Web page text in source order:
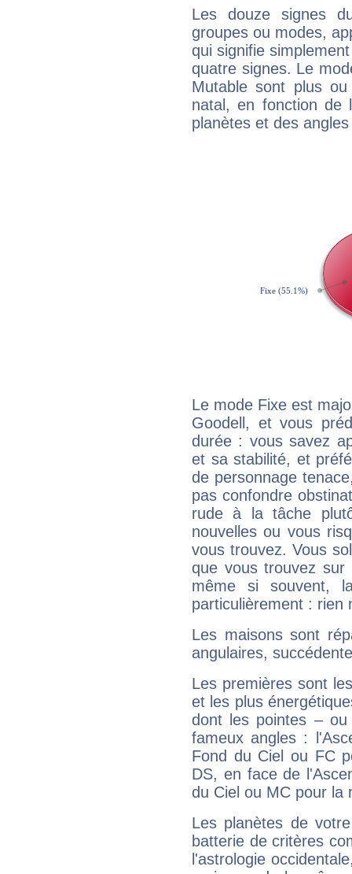
Les douze signes
groupes ou modes,
qui signifie
quatre signes. Le
Mutable sont plus
natal, en fonction de
planètes et des
Le mode Fixe est
Goodell, et vous
durée : vous savez
et sa stabilité, et
de personnage
pas confondre
rude à la tâche
nouvelles ou vous
vous trouvez. Vous
que vous trouvez
même si souvent,
particulièrement : rien
Les maisons sont
angulaires,
Les premières sont
et les plus
dont les pointes –
fameux angles :
Fond du Ciel ou FC
DS, en face de
du Ciel ou MC pour la
Les planètes de
batterie de critères
l'astrologie